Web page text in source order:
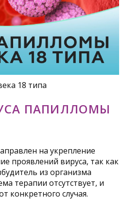
18 типа
ПАПИЛЛОМЫ
на укрепление
проявлений вируса, так как
из организма
терапии отсутствует, и
конкретного случая.